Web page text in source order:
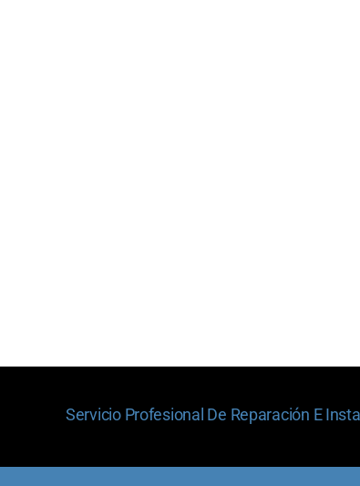
Servicio Profesional De Reparación E